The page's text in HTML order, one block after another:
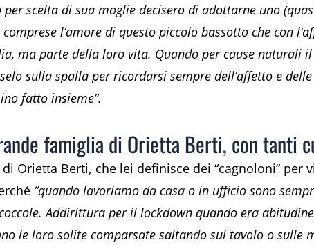
per scelta di sua moglie decisero di adottarne uno
l’amore di questo piccolo bassotto che con
ma parte della loro vita. Quando per cause naturali
sulla spalla per ricordarsi sempre dell’affetto e
fatto insieme”.
famiglia di Orietta Berti, con tanti
di Orietta Berti, che lei definisce dei “cagnoloni” per
“quando lavoriamo da casa o in ufficio sono
Addirittura per il lockdown quando era
le loro solite comparsate saltando sul tavolo o sulle